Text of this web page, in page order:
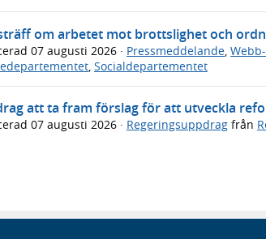
om arbetet mot brottslighet och
07 augusti 2026 · Pressmeddelande
Socialdepartementet
att ta fram förslag för att utveckla
07 augusti 2026 · Regeringsuppdrag från